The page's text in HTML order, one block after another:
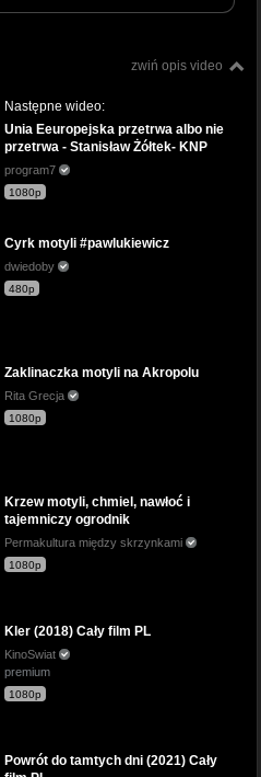
zwiń opis video
Następne wideo:
Unia Eeuropejska przetrwa albo nie
przetrwa - Stanisław Żółtek- KNP
program7
1080p
Cyrk motyli #pawlukiewicz
dwiedoby
480p
Zaklinaczka motyli na Akropolu
Rita Grecja
1080p
Krzew motyli, chmiel, nawłoć i
tajemniczy ogrodnik
Permakultura między skrzynkami
1080p
Kler (2018) Cały film PL
KinoSwiat
premium
1080p
Powrót do tamtych dni (2021) Cały